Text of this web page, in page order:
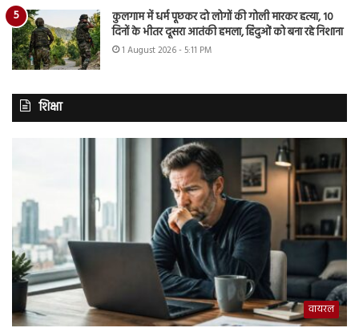
कुलगाम में धर्म पूछकर दो लोगों की गोली मारकर हत्या, 10
दिनों के भीतर दूसरा आतंकी हमला, हिंदुओं को बना रहे निशाना
1 August 2026 - 5:11 PM
शिक्षा
वायरल